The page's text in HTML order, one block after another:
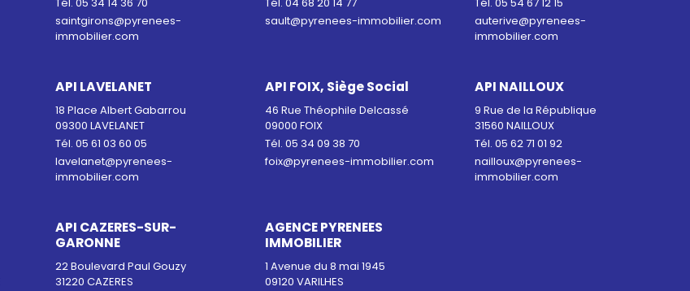
saintgirons@pyrenees-
immobilier.com
sault@pyrenees-immobilier.com
auterive@pyrenees-
immobilier.com
API LAVELANET
18 Place Albert Gabarrou
09300 LAVELANET
Tél. 05 61 03 60 05
lavelanet@pyrenees-
immobilier.com
API FOIX, Siège Social
46 Rue Théophile Delcassé
09000 FOIX
Tél. 05 34 09 38 70
foix@pyrenees-immobilier.com
API NAILLOUX
9 Rue de la République
31560 NAILLOUX
Tél. 05 62 71 01 92
nailloux@pyrenees-
immobilier.com
API CAZERES-SUR-
GARONNE
22 Boulevard Paul Gouzy
31220 CAZERES
AGENCE PYRENEES
IMMOBILIER
1 Avenue du 8 mai 1945
09120 VARILHES